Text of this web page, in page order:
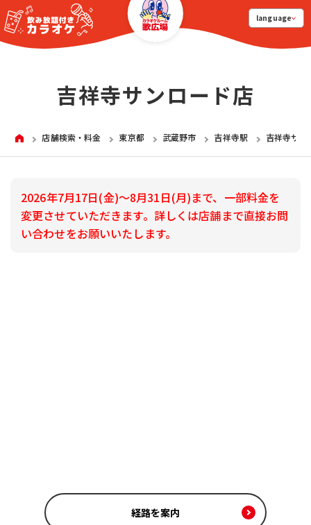
language
吉祥寺サンロード店
HOME店舗検索・料金 東京都 武蔵野市 吉祥寺駅 吉祥寺サン
2026年7月17日(金)～8月31日(月)まで、一部料金を
変更させていただきます。詳しくは店舗まで直接お問
い合わせをお願いいたします。
経路を案内